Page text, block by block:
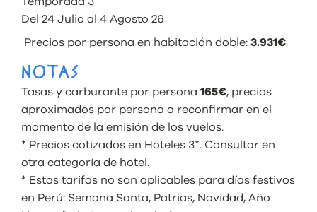
Del 24 Julio al 4 Agosto 26
Precios por persona en habitación doble: 3.931€
NOTAS
Tasas y carburante por persona 165€, precios
aproximados por persona a reconfirmar en el
momento de la emisión de los vuelos.
* Precios cotizados en Hoteles 3*. Consultar en
otra categoría de hotel.
* Estas tarifas no son aplicables para días festivos
en Perú: Semana Santa, Patrias, Navidad, Año